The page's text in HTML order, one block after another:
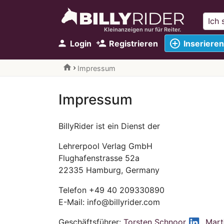
Kleinanzeigen nur für Reiter.
person Login person_add Registrieren add_circle_outline Inserieren
home Impressum
Impressum
BillyRider ist ein Dienst der
Lehrerpool Verlag GmbH
Flughafenstrasse 52a
22335 Hamburg, Germany
Telefon +49 40 209330890
E-Mail: info@billyrider.com